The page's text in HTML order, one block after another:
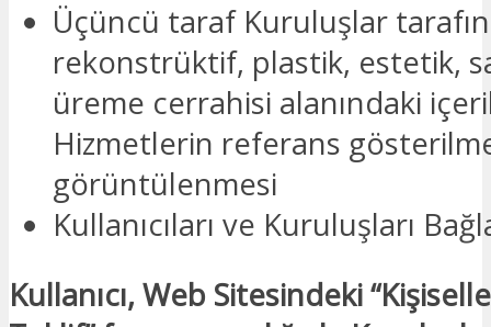
Üçüncü taraf Kuruluşlar
rekonstrüktif, plastik, estetik,
üreme cerrahisi alanındaki
Hizmetlerin referans
görüntülenmesi
Kullanıcıları ve Kuruluşları
Kullanıcı, Web Sitesindeki